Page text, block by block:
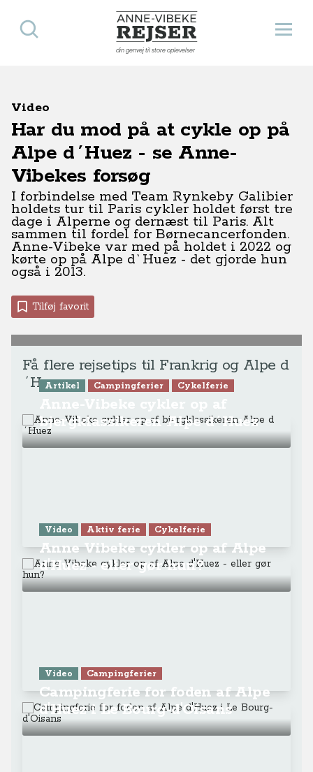
Anne-Vibeke Rejser
din genvej til store oplevelser
Åbn
Søg
Video
Har du mod på at cykle op på
Alpe d´Huez - se Anne-
Vibekes forsøg
I forbindelse med Team Rynkeby Galibier
holdets tur til Paris cykler holdet først tre
dage i Alperne og dernæst til Paris. Alt
sammen til fordel for Børnecancerfonden.
Anne-Vibeke var med på holdet i 2022 og
kørte op på Alpe d`Huez - det gjorde hun
også i 2013.
Tilføj favorit
Få flere rejsetips til Frankrig og Alpe d
´Huez
Artikel Campingferier Cykelferie
bjergklassikeren Alpe d´Huez
Video Aktiv ferie Cykelferie
Anne Vibeke cykler op af Alpe
d'Huez - eller gør hun?
Video Campingferier
Campingferie for foden af Alpe
d'Huez i Le Bourg-d'Oisans